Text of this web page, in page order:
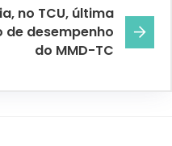
no TCU, última
de desempenho
do MMD-TC